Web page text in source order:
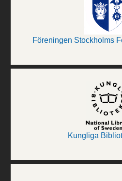
Föreningen Stockholms
Kungliga